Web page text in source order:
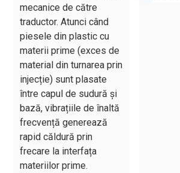
mecanice de către
traductor. Atunci când
piesele din plastic cu
materii prime (exces de
material din turnarea prin
injecție) sunt plasate
între capul de sudură și
bază, vibrațiile de înaltă
frecvență generează
rapid căldură prin
frecare la interfața
materiilor prime.